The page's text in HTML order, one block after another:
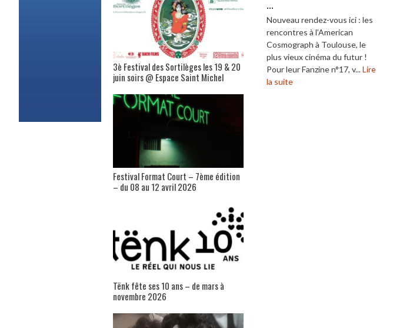
...
Nouveau rendez-vous ici : les
rencontres à l’American
Cosmograph à Toulouse, le
plus vieux cinéma du futur !
Pour leur Fanzine n°17, v...Lire
la suite
3è Festival des Sortilèges les 19 & 20
juin soirs @ Espace Saint Michel
Festival Format Court – 7ème édition
– du 08 au 12 avril 2026
Tënk fête ses 10 ans – de mars à
novembre 2026